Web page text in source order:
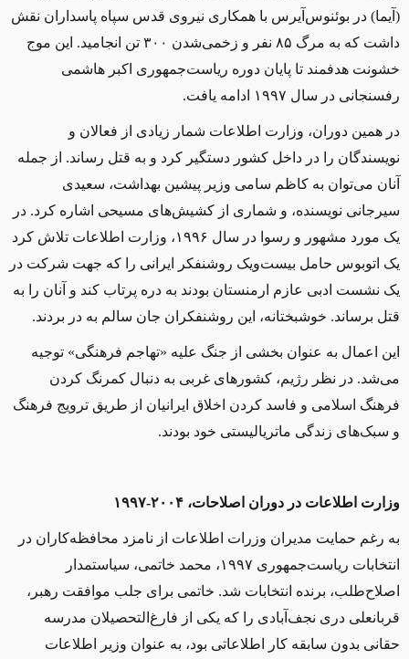
(آیما) در بوئنوس‌آیرس با همکاری نیروی قدس سپاه پاسداران نقش
داشت که به مرگ ۸۵ نفر و زخمی‌شدن ۳۰۰ تن انجامید. این موج
خشونت هدفمند تا پایان دوره ریاست‌جمهوری اکبر هاشمی
رفسنجانی در سال ۱۹۹۷ ادامه یافت.
در همین دوران، وزارت اطلاعات شمار زیادی از فعالان و
نویسندگان را در داخل کشور دستگیر کرد و به قتل رساند. از جمله
آنان می‌توان به کاظم سامی وزیر پیشین بهداشت، سعیدی
سیرجانی نویسنده، و شماری از کشیش‌های مسیحی اشاره کرد. در
یک مورد مشهور و رسوا در سال ۱۹۹۶، وزارت اطلاعات تلاش کرد
یک اتوبوس حامل بیست‌و‌یک روشنفکر ایرانی را که جهت شرکت در
یک نشست ادبی عازم ارمنستان بودند به دره پرتاب کند و آنان را به
قتل برساند. خوشبختانه، این روشنفکران جان سالم به‌ در ‌بردند.
این اعمال به عنوان بخشی از جنگ علیه «تهاجم فرهنگی» توجیه
می‌شد. در نظر رژیم، کشورهای غربی به دنبال کمرنگ‌ کردن
فرهنگ اسلامی و فاسد کردن اخلاق ایرانیان از طریق ترویج فرهنگ
و سبک‌های زندگی ماتریالیستی خود بودند.
وزارت اطلاعات در دوران اصلاحات، ۲۰۰۴-۱۹۹۷
به رغم حمایت مدیران وزرات اطلاعات از نامزد محافظه‌کاران در
انتخابات ریاست‌جمهوری ۱۹۹۷، محمد خاتمی، سیاستمدار
اصلاح‌طلب، برنده انتخابات شد. خاتمی برای جلب موافقت رهبر،
قربانعلی دری نجف‌آبادی را که یکی از فارغ‌التحصیلان مدرسه
حقانی بدون سابقه کار اطلاعاتی بود، به عنوان وزیر اطلاعات